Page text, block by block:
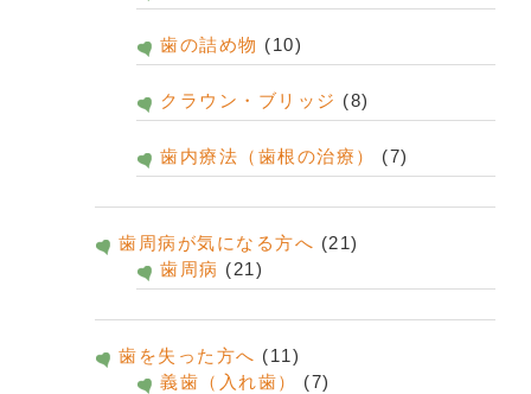
歯の詰め物 (10)
クラウン・ブリッジ (8)
歯内療法（歯根の治療） (7)
歯周病が気になる方へ (21)
歯周病 (21)
歯を失った方へ (11)
義歯（入れ歯）
(7)